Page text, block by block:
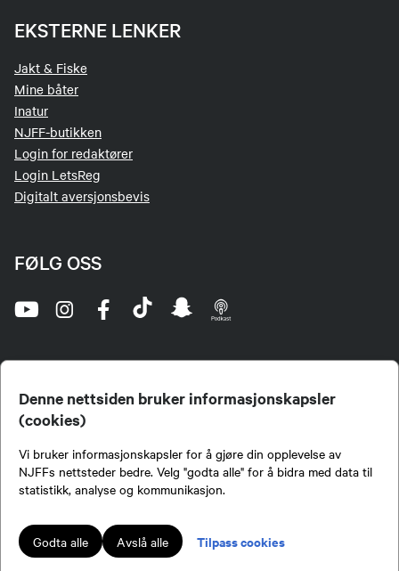
Denne nettsiden bruker informasjonskapsler
(cookies)
Vi bruker informasjonskapsler for å gjøre din opplevelse av
NJFFs nettsteder bedre. Velg "godta alle" for å bidra med data til
statistikk, analyse og kommunikasjon.
Godta alle Avslå alle Tilpass cookies
EKSTERNE LENKER
Jakt & Fiske
Mine båter
Inatur
NJFF-butikken
Login for redaktører
Login LetsReg
Digitalt aversjonsbevis
FØLG OSS
jegere og sportsfiskere og et av de viktigste miljøene for formidling av kunnskap om jakt og
fiske i Norge. Vi er en partipolitisk nøytral organisasjon, men har et sterkt jakt-, fiske-, og
naturpolitisk engasjement i mange saker.
Lokalforeninger tilsluttet Norges Jeger- og Fiskerforbund har ansvar for innhold de
publiserer på njff.no.